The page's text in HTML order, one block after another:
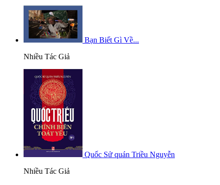
Bạn Biết Gì Về...
Nhiều Tác Giả
Quốc Sử quán Triều Nguyễn
Nhiều Tác Giả